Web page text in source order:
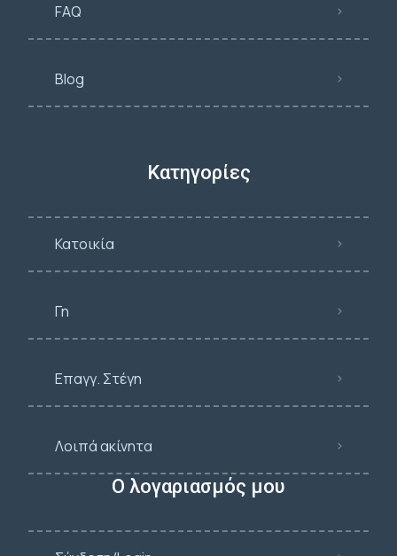
FAQ
Blog
Κατηγορίες
Κατοικία
Γη
Επαγγ. Στέγη
Λοιπά ακίνητα
Ο λογαριασμός μου